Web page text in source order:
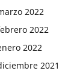
2022
2022
2022
2021